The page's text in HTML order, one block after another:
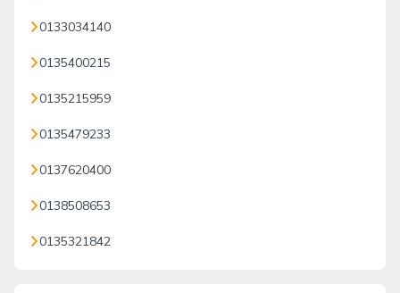
0133034140
0135400215
0135215959
0135479233
0137620400
0138508653
0135321842